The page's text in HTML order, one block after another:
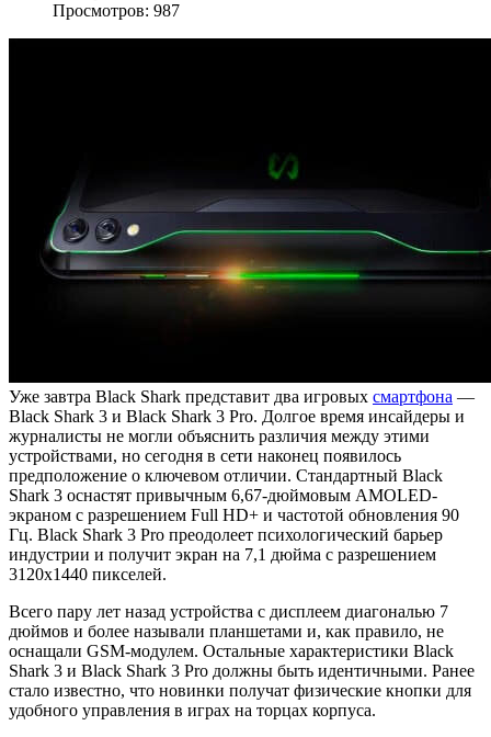
Просмотров: 987
Уже завтра Black Shark представит два игровых смартфона —
Black Shark 3 и Black Shark 3 Pro. Долгое время инсайдеры и
журналисты не могли объяснить различия между этими
устройствами, но сегодня в сети наконец появилось
предположение о ключевом отличии. Стандартный Black
Shark 3 оснастят привычным 6,67-дюймовым AMOLED-
экраном с разрешением Full HD+ и частотой обновления 90
Гц. Black Shark 3 Pro преодолеет психологический барьер
индустрии и получит экран на 7,1 дюйма с разрешением
3120х1440 пикселей.
Всего пару лет назад устройства с дисплеем диагональю 7
дюймов и более называли планшетами и, как правило, не
оснащали GSM-модулем. Остальные характеристики Black
Shark 3 и Black Shark 3 Pro должны быть идентичными. Ранее
стало известно, что новинки получат физические кнопки для
удобного управления в играх на торцах корпуса.